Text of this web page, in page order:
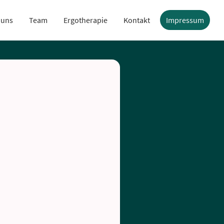
Team Ergotherapie Kontakt Impressum